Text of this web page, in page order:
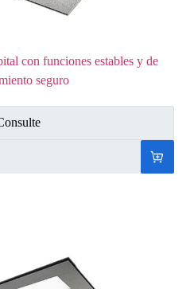
con funciones estables y de
seguro